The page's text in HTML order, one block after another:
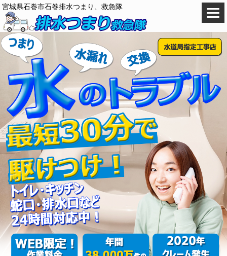
宮城県石巻市石巻排水つまり、救急隊